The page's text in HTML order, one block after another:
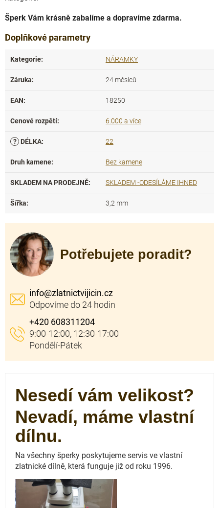
Šperk Vám krásně zabalíme a dopravíme zdarma.
Doplňkové parametry
Kategorie: NÁRAMKY
Záruka: 24 měsíců
EAN: 18250
Cenové rozpětí: 6.000 a více
? DÉLKA: 22
Druh kamene: Bez kamene
SKLADEM NA PRODEJNĚ: SKLADEM -ODESÍLÁME IHNED
Šířka: 3,2 mm
Potřebujete poradit?
info@zlatnictvijicin.cz
+420 608311204
Nesedí vám velikost?
Nevadí, máme vlastní
dílnu.
Na všechny šperky poskytujeme servis ve vlastní
zlatnické dílně, která funguje již od roku 1996.